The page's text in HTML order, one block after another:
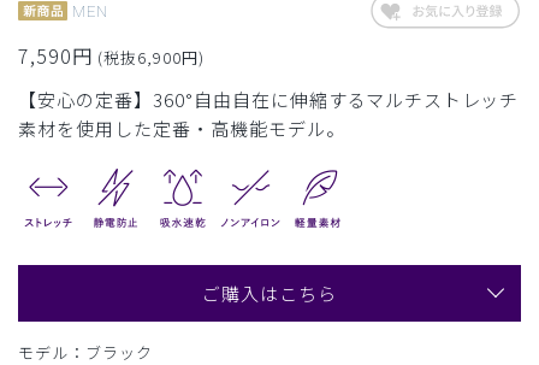
MEN
7,590円 (税抜6,900円)
【安心の定番】360°自由自在に伸縮するマルチストレッチ
素材を使用した定番・高機能モデル。
ご購入はこちら
モデル：ブラック